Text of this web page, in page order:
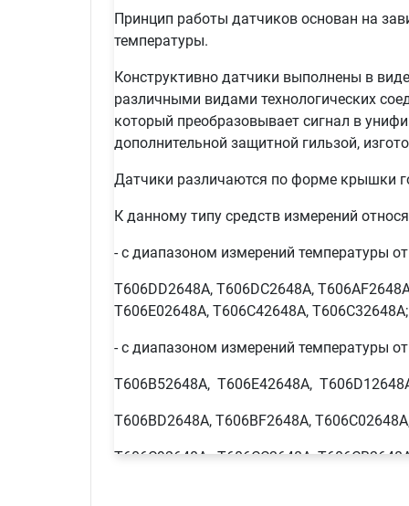
Принцип работы датчиков основан на
температуры.
Конструктивно датчики выполнены в
различными видами технологических
который преобразовывает сигнал в
дополнительной защитной гильзой,
Датчики различаются по форме крышки
К данному типу средств измерений
- с диапазоном измерений температуры
T606DD2648A, T606DC2648A,
T606E02648A, T606C42648A, T606C32648A;
- с диапазоном измерений температуры
T606B52648A, T606E42648A,
T606BD2648A, T606BF2648A,
T606C92648A, T606CC2648A,